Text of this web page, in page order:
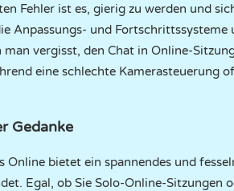
Fehler ist es, gierig zu werden und
Anpassungs- und
man vergisst, den Chat in Online-
eine schlechte Kamerasteuerung
Gedanke
Online bietet ein spannendes und
Egal, ob Sie Solo-Online-Sitzungen